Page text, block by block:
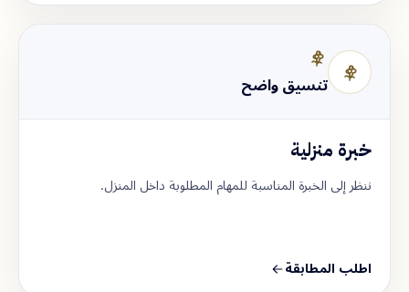
تنسيق واضح
خبرة منزلية
ننظر إلى الخبرة المناسبة للمهام المطلوبة داخل المنزل.
اطلب المطابقة